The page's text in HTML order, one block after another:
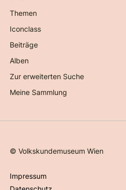
Themen
Iconclass
Beiträge
Alben
Zur erweiterten Suche
Meine Sammlung
©Volkskundemuseum Wien
Impressum